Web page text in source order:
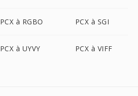
PCX à RGBO PCX à SGI
PCX à UYVY PCX à VIFF